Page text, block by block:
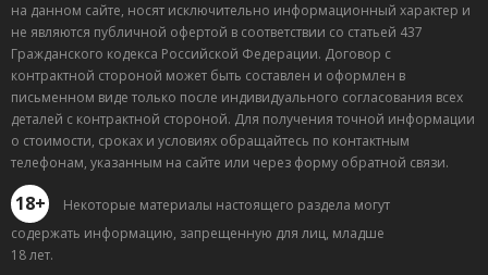
на данном сайте, носят исключительно информационный характер и
не являются публичной офертой в соответствии со статьей 437
Гражданского кодекса Российской Федерации. Договор с
контрактной стороной может быть составлен и оформлен в
письменном виде только после индивидуального согласования всех
деталей с контрактной стороной. Для получения точной информации
о стоимости, сроках и условиях обращайтесь по контактным
телефонам, указанным на сайте или через форму обратной связи.
18+
Некоторые материалы настоящего раздела могут
содержать информацию, запрещенную для лиц, младше
18 лет.